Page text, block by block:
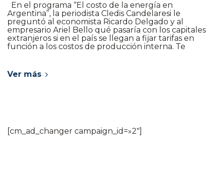
En el programa “El costo de la energía en
Argentina”, la periodista Cledis Candelaresi le
preguntó al economista Ricardo Delgado y al
empresario Ariel Bello qué pasaría con los capitales
extranjeros si en el país se llegan a fijar tarifas en
función a los costos de producción interna. Te
Ver más
[cm_ad_changer campaign_id=»2″]